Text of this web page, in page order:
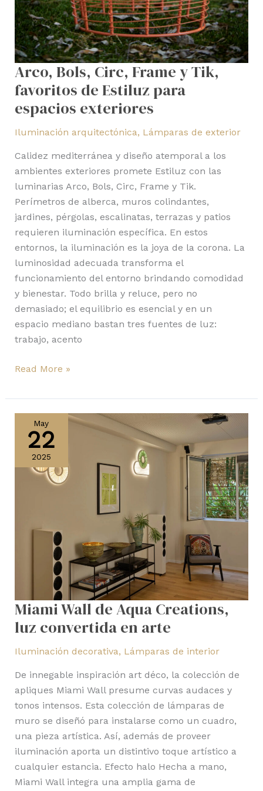
Arco, Bols, Circ, Frame y Tik,
favoritos de Estiluz para
espacios exteriores
Iluminación arquitectónica, Lámparas de exterior
Calidez mediterránea y diseño atemporal a los
ambientes exteriores promete Estiluz con las
luminarias Arco, Bols, Circ, Frame y Tik.
Perímetros de alberca, muros colindantes,
jardines, pérgolas, escalinatas, terrazas y patios
requieren iluminación específica. En estos
entornos, la iluminación es la joya de la corona. La
luminosidad adecuada transforma el
funcionamiento del entorno brindando comodidad
y bienestar. Todo brilla y reluce, pero no
demasiado; el equilibrio es esencial y en un
espacio mediano bastan tres fuentes de luz:
trabajo, acento
Read More »
May
22
2025
Miami Wall de Aqua Creations,
luz convertida en arte
Iluminación decorativa, Lámparas de interior
De innegable inspiración art déco, la colección de
apliques Miami Wall presume curvas audaces y
tonos intensos. Esta colección de lámparas de
muro se diseñó para instalarse como un cuadro,
una pieza artística. Así, además de proveer
iluminación aporta un distintivo toque artístico a
cualquier estancia. Efecto halo Hecha a mano,
Miami Wall integra una amplia gama de
Aqua
Creations,
arte